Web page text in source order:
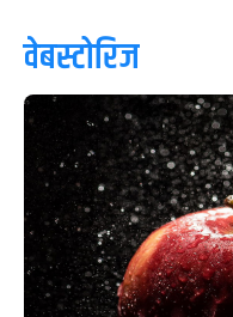
वेबस्टोरिज